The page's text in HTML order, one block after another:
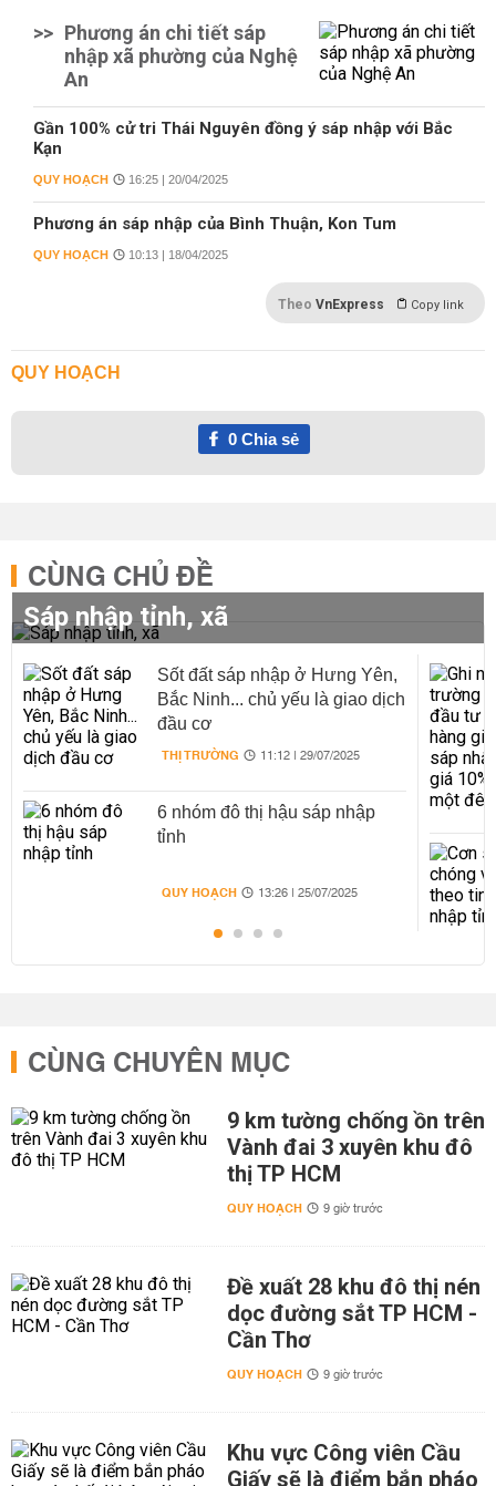
>> Phương án chi tiết sáp
nhập xã phường của Nghệ
An
Gần 100% cử tri Thái Nguyên đồng ý sáp nhập với Bắc
Kạn
QUY HOẠCH 16:25 | 20/04/2025
Phương án sáp nhập của Bình Thuận, Kon Tum
QUY HOẠCH 10:13 | 18/04/2025
Theo VnExpress Copy link
QUY HOẠCH
0Chia sẻ
CÙNG CHỦ ĐỀ
Sáp nhập tỉnh, xã
Sốt đất sáp nhập ở Hưng Yên,
Bắc Ninh... chủ yếu là giao dịch
đầu cơ
THỊ TRƯỜNG 11:12 | 29/07/2025
6 nhóm đô thị hậu sáp nhập
tỉnh
QUY HOẠCH 13:26 | 25/07/2025
CÙNG CHUYÊN MỤC
9 km tường chống ồn trên
Vành đai 3 xuyên khu đô
thị TP HCM
QUY HOẠCH 9 giờ trước
Đề xuất 28 khu đô thị nén
dọc đường sắt TP HCM -
Cần Thơ
QUY HOẠCH 9 giờ trước
Khu vực Công viên Cầu
Giấy sẽ là điểm bắn pháo